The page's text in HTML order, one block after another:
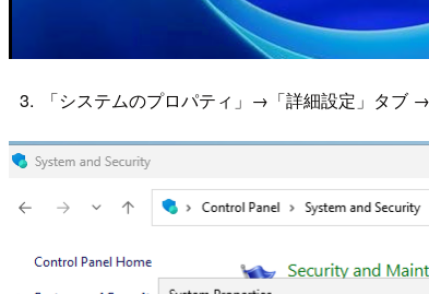
「システムのプロパティ」→「詳細設定」タブ